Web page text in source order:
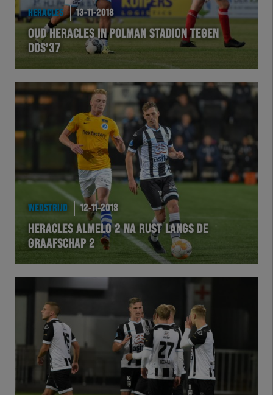
HERACLES 13-11-2018
OUD HERACLES IN POLMAN STADION TEGEN
DOS’37
WEDSTRIJD 12-11-2018
HERACLES ALMELO 2 NA RUST LANGS DE
GRAAFSCHAP 2